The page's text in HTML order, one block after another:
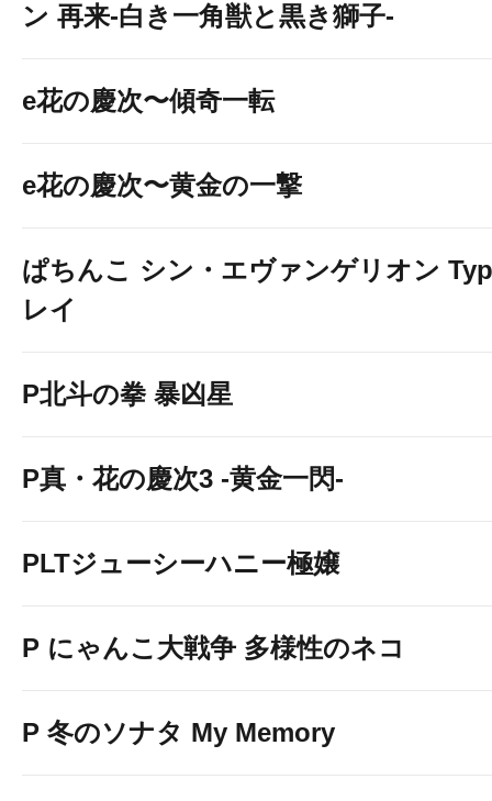
ン 再来-白き一角獣と黒き獅子-
e花の慶次〜傾奇一転
e花の慶次〜黄金の一撃
ぱちんこ シン・エヴァンゲリオン
レイ
P北斗の拳 暴凶星
P真・花の慶次3 -黄金一閃-
PLTジューシーハニー極嬢
P にゃんこ大戦争 多様性のネコ
P 冬のソナタ My Memory